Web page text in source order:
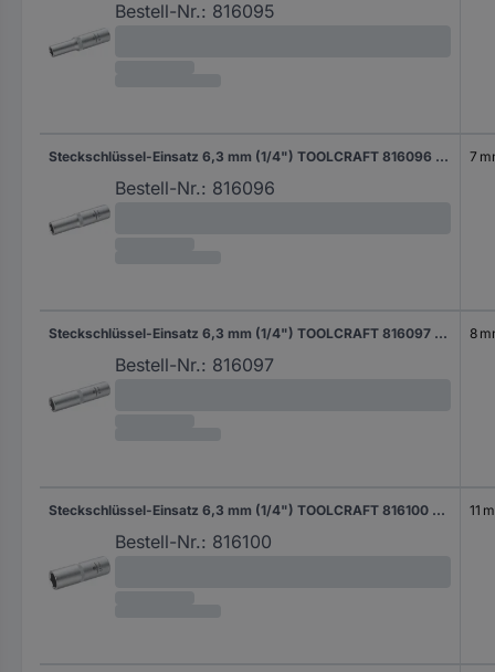
Bestell-Nr.: 816095
Steckschlüssel-Einsatz 6,3 mm (1/4") TOOLCRAFT 816096 Schlüsselweite 7 mm
Bestell-Nr.: 816096
7
Steckschlüssel-Einsatz 6,3 mm (1/4") TOOLCRAFT 816097 Schlüsselweite 8 mm
Bestell-Nr.: 816097
8
Steckschlüssel-Einsatz 6,3 mm (1/4") TOOLCRAFT 816100 Schlüsselweite 11 mm
Bestell-Nr.: 816100
11